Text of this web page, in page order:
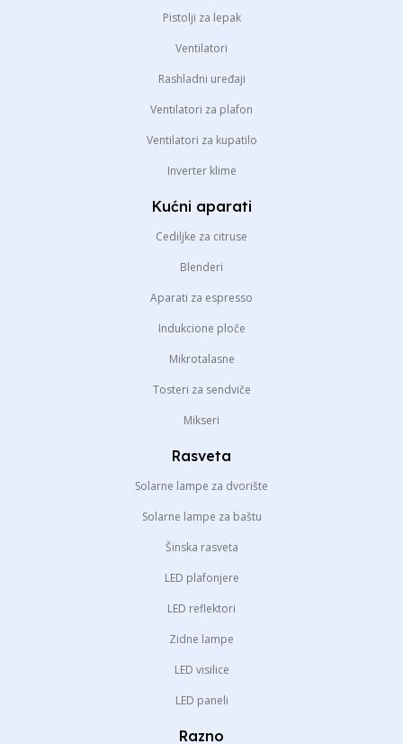
Pistolji za lepak
Ventilatori
Rashladni uređaji
Ventilatori za plafon
Ventilatori za kupatilo
Inverter klime
Kućni aparati
Cediljke za citruse
Blenderi
Aparati za espresso
Indukcione ploče
Mikrotalasne
Tosteri za sendviče
Mikseri
Rasveta
Solarne lampe za dvorište
Solarne lampe za baštu
Šinska rasveta
LED plafonjere
LED reflektori
Zidne lampe
LED visilice
LED paneli
Razno